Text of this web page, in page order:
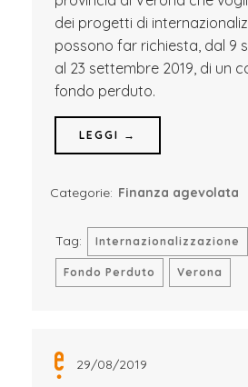
dei progetti di
possono far richiesta, dal 9
al 23 settembre 2019, di un
fondo perduto.
LEGGI →
Categorie: Finanza agevolata
Tag: Internazionalizzazione
Fondo Perduto Verona
29/08/2019